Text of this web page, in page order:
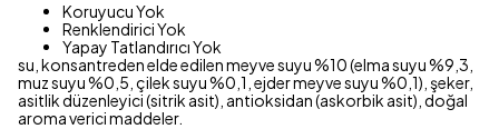
Koruyucu Yok
Renklendirici Yok
Yapay Tatlandırıcı Yok
su, konsantreden elde edilen meyve suyu %10 (elma suyu %9,3,
muz suyu %0,5, çilek suyu %0,1, ejder meyve suyu %0,1), şeker,
asitlik düzenleyici (sitrik asit), antioksidan (askorbik asit), doğal
aroma verici maddeler.